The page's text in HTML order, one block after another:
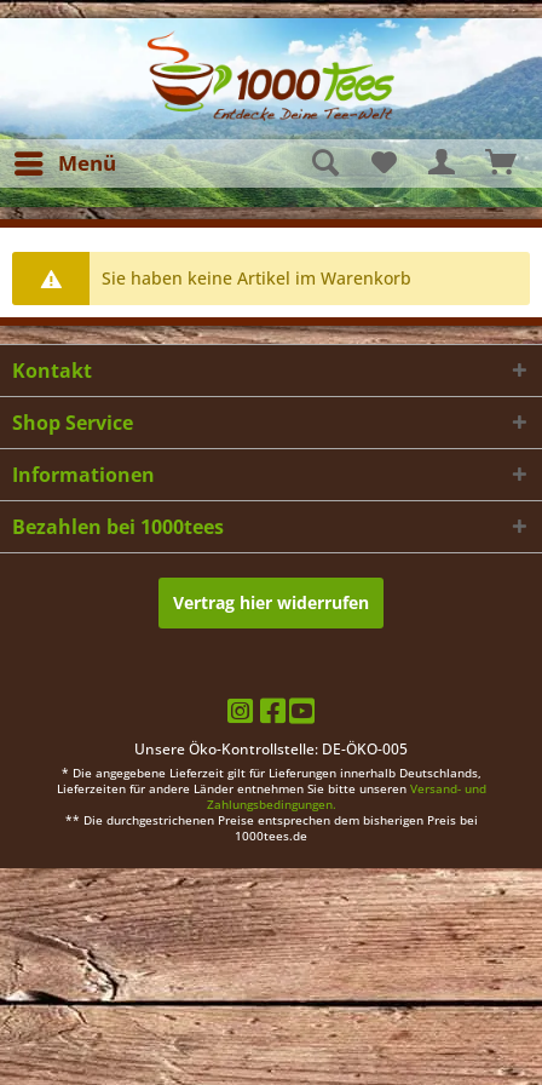
Menü
Sie haben keine Artikel im Warenkorb
Kontakt
Shop Service
Informationen
Bezahlen bei 1000tees
Vertrag hier widerrufen
Unsere Öko-Kontrollstelle: DE-ÖKO-005
* Die angegebene Lieferzeit gilt für Lieferungen innerhalb Deutschlands,
Lieferzeiten für andere Länder entnehmen Sie bitte unseren Versand- und
Zahlungsbedingungen.
** Die durchgestrichenen Preise entsprechen dem bisherigen Preis bei
1000tees.de